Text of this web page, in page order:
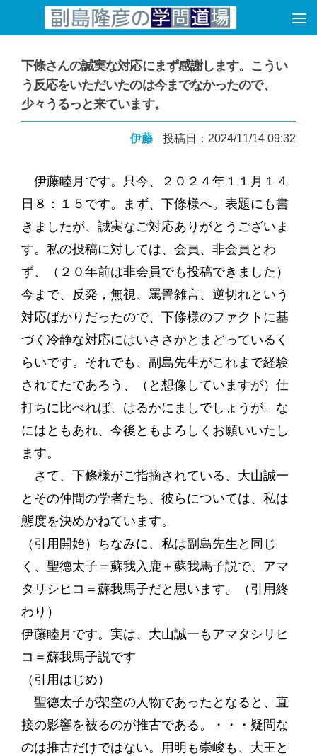
コンテンツへスキップ
下條さんの誠実な対応にまず感謝します。こうい
う反応をいただいたのは今までなかったので、
少々うるっと来ています。
伊藤 投稿日：2024/11/14 09:32
伊藤睦月です。只今、２０２４年１１月１４
日８：１５です。まず、下條様へ。表題にも書
きましたが、誠実なご対応ありがとうございま
す。私の投稿に対しては、会員、非会員とわ
ず、（２０年前は非会員でも投稿できました）
今まで、反発，無視、罵詈雑言、逆切れという
対応ばかりだったので、下條様のファクトに基
づく冷静な対応にはいささかとまどっているく
らいです。それでも、副島先生がこれまで経験
されてたであろう、（と想像していますが）仕
打ちに比べれば、はるかにましでしょうが。な
にはともあれ、今後ともよろしくお願いいたし
ます。
さて、下條様がご指摘されている、大山誠一
とその仲間の学者たち、彼らについては、私は
態度を決めかねています。
（引用開始）ちなみに、私は副島先生と同じ
く、聖徳太子＝蘇我入鹿＋蘇我馬子説で、アマ
タリシヒコ＝蘇我馬子だと思います。（引用終
わり）
伊藤睦月です。実は、大山誠一もアマタシリヒ
コ＝蘇我馬子説です
（引用はじめ）
聖徳太子が架空の人物であったとなると、直
接の影響を被るのが推古である。・・・疑問な
のは推古だけではない。用明も崇峻も、大王と